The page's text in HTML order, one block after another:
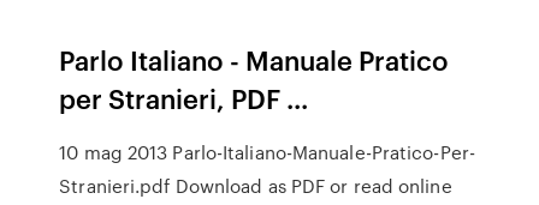
Parlo Italiano - Manuale Pratico
per Stranieri, PDF ...
10 mag 2013 Parlo-Italiano-Manuale-Pratico-Per-
Stranieri.pdf Download as PDF or read online